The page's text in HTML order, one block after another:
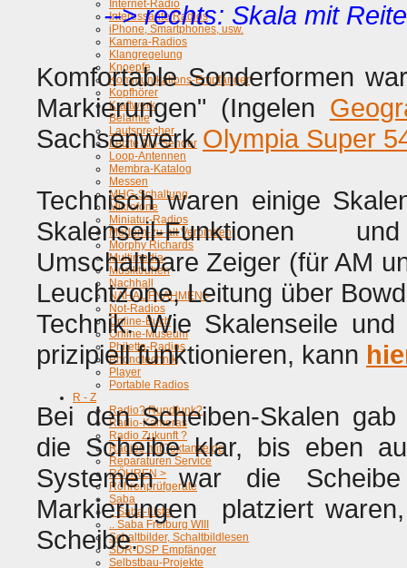
Internet-Radio
Interessante Radios
iPhone, Smartphones, usw.
Kamera-Radios
Klangregelung
Knoepfe
Kommunikations-Empfänger
Kopfhörer
Kraftwerk
Belamie
Lautsprecher
Letzte AM-Sender
Loop-Antennen
Membra-Katalog
Messen
MHG-Schaltung
Mikrofone
Miniatur-Radios
Modern-zu-alt Verbinden
Morphy Richards
Multimedia
Musiktruhen
Nachhall
NAHAUFNAHMEN >
Not-Radios
Online-Buch
Online-Museum
Philetta-Radios
Phonotechnik
Player
Portable Radios
R - Z
Radio? Rundfunk?
Radio-Kameras
Radio Zukunft ?
Radios mit Textanzeige
Reparaturen Service
RÖHREN >
Röhrenprüfgeräte
Saba
.. Saba-Liste
.. Saba Freiburg WIII
Schaltbilder, Schaltbildlesen
SDR-DSP Empfänger
Selbstbau-Projekte
--> rechts: Skala mit
Komfortable Sonderformen
Markierungen" (Ingelen
Sachsenwerk Olympia Super
Technisch waren einige
Skalenseil-Funktionen und
Umschaltbare Zeiger (für AM
Leuchtzone, Leitung über
Technik. Wie Skalenseile
prizipiell funktionieren, kann
Bei den Scheiben-Skalen
die Scheibe klar, bis eben
Systemen war die
Markierungen platziert
Scheibe.